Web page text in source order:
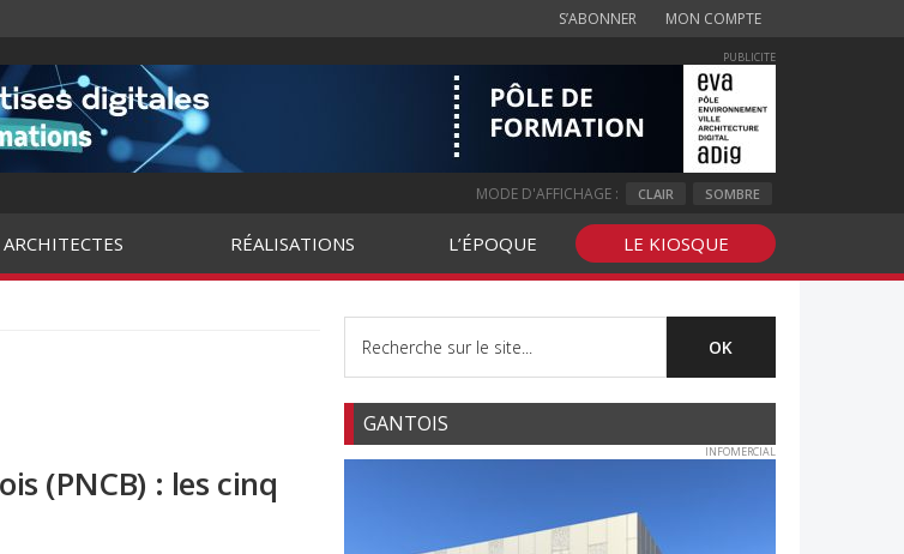
S’ABONNER MON COMPTE
PUBLICITE
MODE D'AFFICHAGE : CLAIR SOMBRE
ARCHITECTES RÉALISATIONS L’ÉPOQUE LE KIOSQUE
(PNCB) : les cinq
GANTOIS
INFOMERCIAL